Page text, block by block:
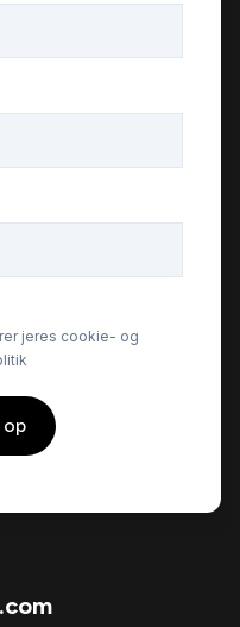
jeres cookie- og
op